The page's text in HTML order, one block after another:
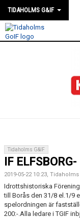
TIDAHOLMS G&IF
FÖRENINGEN
SOUVENIRER
GAMLA GIFFS
Tidaholms G&IF
IF
2019-05-22 10:23, Tidaholms
Idrottshistoriska
till Borås den 31/8 el.1/9
spelordningen är
200:-.Alla ledare i TGIF